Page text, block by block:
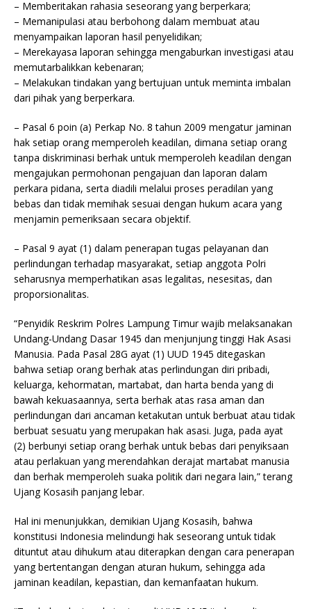
– Memberitakan rahasia seseorang yang berperkara;
– Memanipulasi atau berbohong dalam membuat atau
menyampaikan laporan hasil penyelidikan;
– Merekayasa laporan sehingga mengaburkan investigasi atau
memutarbalikkan kebenaran;
– Melakukan tindakan yang bertujuan untuk meminta imbalan
dari pihak yang berperkara.
– Pasal 6 poin (a) Perkap No. 8 tahun 2009 mengatur jaminan
hak setiap orang memperoleh keadilan, dimana setiap orang
tanpa diskriminasi berhak untuk memperoleh keadilan dengan
mengajukan permohonan pengajuan dan laporan dalam
perkara pidana, serta diadili melalui proses peradilan yang
bebas dan tidak memihak sesuai dengan hukum acara yang
menjamin pemeriksaan secara objektif.
– Pasal 9 ayat (1) dalam penerapan tugas pelayanan dan
perlindungan terhadap masyarakat, setiap anggota Polri
seharusnya memperhatikan asas legalitas, nesesitas, dan
proporsionalitas.
“Penyidik Reskrim Polres Lampung Timur wajib melaksanakan
Undang-Undang Dasar 1945 dan menjunjung tinggi Hak Asasi
Manusia. Pada Pasal 28G ayat (1) UUD 1945 ditegaskan
bahwa setiap orang berhak atas perlindungan diri pribadi,
keluarga, kehormatan, martabat, dan harta benda yang di
bawah kekuasaannya, serta berhak atas rasa aman dan
perlindungan dari ancaman ketakutan untuk berbuat atau tidak
berbuat sesuatu yang merupakan hak asasi. Juga, pada ayat
(2) berbunyi setiap orang berhak untuk bebas dari penyiksaan
atau perlakuan yang merendahkan derajat martabat manusia
dan berhak memperoleh suaka politik dari negara lain,” terang
Ujang Kosasih panjang lebar.
Hal ini menunjukkan, demikian Ujang Kosasih, bahwa
konstitusi Indonesia melindungi hak seseorang untuk tidak
dituntut atau dihukum atau diterapkan dengan cara penerapan
yang bertentangan dengan aturan hukum, sehingga ada
jaminan keadilan, kepastian, dan kemanfaatan hukum.